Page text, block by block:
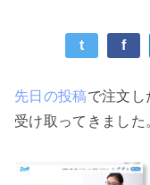
t f
先日の投稿で注文
受け取ってきました